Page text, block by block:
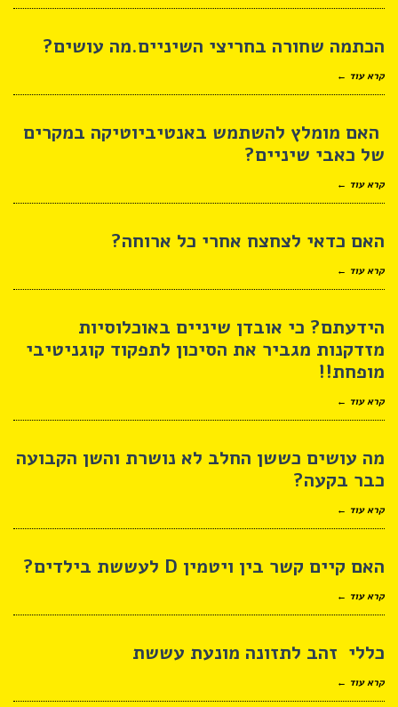
הכתמה שחורה בחריצי השיניים.מה עושים?
קרא עוד ←
האם מומלץ להשתמש באנטיביוטיקה במקרים
של כאבי שיניים?
קרא עוד ←
האם כדאי לצחצח אחרי כל ארוחה?
קרא עוד ←
הידעתם? כי אובדן שיניים באוכלוסיות
מזדקנות מגביר את הסיכון לתפקוד קוגניטיבי
מופחת!!
קרא עוד ←
מה עושים כששן החלב לא נושרת והשן הקבועה
כבר בקעה?
קרא עוד ←
האם קיים קשר בין ויטמין D לעששת בילדים?
קרא עוד ←
כללי זהב לתזונה מונעת עששת
קרא עוד ←